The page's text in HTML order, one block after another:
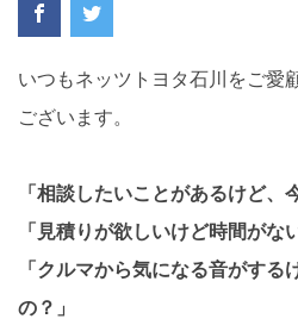
いつもネッツトヨタ石川をご愛
ございます。
「相談したいことがあるけど、
「見積りが欲しいけど時間がな
「クルマから気になる音がする
の？」